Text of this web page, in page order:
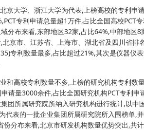
京大学、浙江大学为代表,上榜高校的专利申
专利申请总量超1万件,占比全国高校PCT
分布来看,东部地区32家,占比64%,中部地区
京市、江苏省、上海市、湖北省及四川省排
专利数量最多,占比超过21%,其次是仪器仪
和高校专利数量不多,上榜的研究机构专利数
请量3000余件,占比全国研究机构PCT专利
团所属研究院所纳入研究机构进行统计,以中
代表的一批企业集团所属研究院所入围榜单,
分布来看,北京市研发机构数量优势突出,共计